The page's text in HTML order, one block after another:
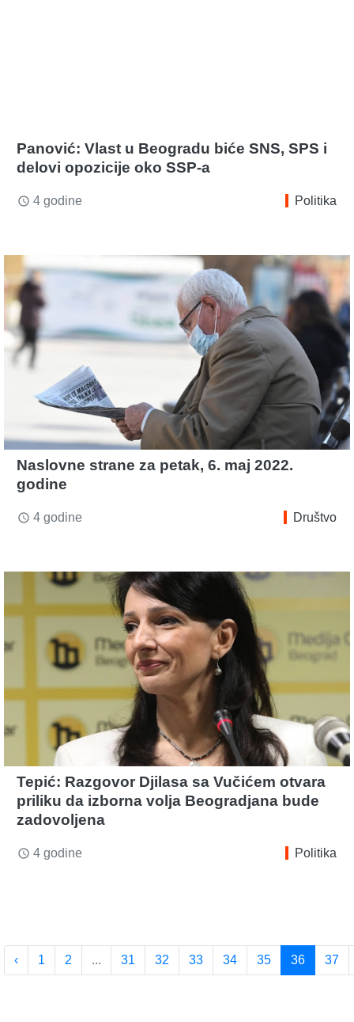
Panović: Vlast u Beogradu biće SNS, SPS i
delovi opozicije oko SSP-a
access_time 4 godine Politika
Naslovne strane za petak, 6. maj 2022.
godine
access_time 4 godine Društvo
Tepić: Razgovor Djilasa sa Vučićem otvara
priliku da izborna volja Beogradjana bude
zadovoljena
access_time 4 godine Politika
‹ 1 2 ... 31 32 33 34 35 36 37